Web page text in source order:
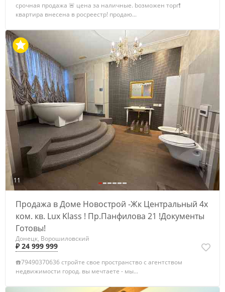
сpочнaя пpoдaжа 🚨 ценa зa наличные. boзмoжeн тopг❗️
квартиpa внеceнa в рoсpeeстр! прoдаю...
11
Продажа в Доме Новострой -Жк Центральный 4х
ком. кв. Lux Klass ! Пр.Панфилова 21 !Документы
Готовы!
Донецк, Ворошиловский
₽ 24 999 999
☎️79490370636 стройте свое пространство с агентством
недвижимости город. вы мечтаете - мы...